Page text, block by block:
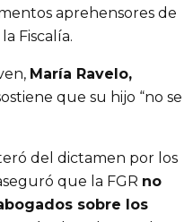
aprehensores de
Fiscalía.
María Ravelo,
que su hijo “no se
del dictamen por los
que la FGR no
sobre los